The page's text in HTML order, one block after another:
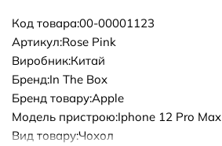
Код товара:00-00001123
Артикул:Rose Pink
Виробник:Китай
Бренд:In The Box
Бренд товару:Apple
Модель пристрою:Iphone 12 Pro Max
Вид товару:Чохол